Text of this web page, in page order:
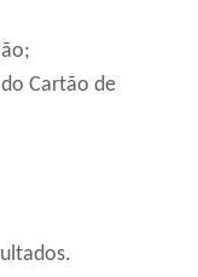
Cartão de